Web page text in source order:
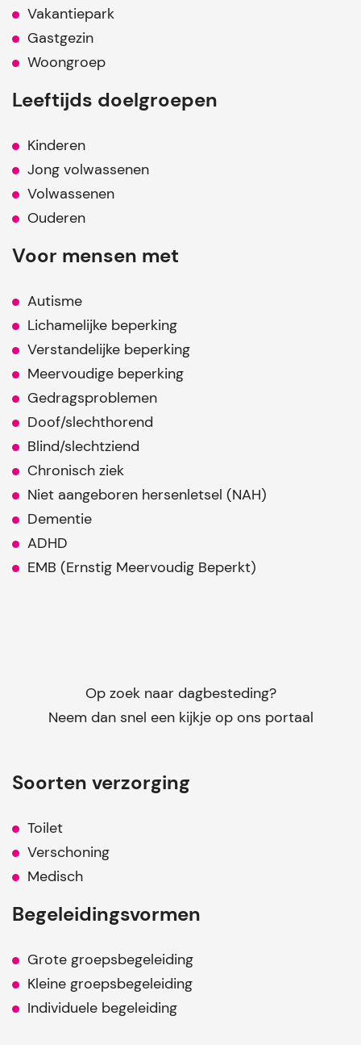
Vakantiepark
Gastgezin
Woongroep
Leeftijds doelgroepen
Kinderen
Jong volwassenen
Volwassenen
Ouderen
Voor mensen met
Autisme
Lichamelijke beperking
Verstandelijke beperking
Meervoudige beperking
Gedragsproblemen
Doof/slechthorend
Blind/slechtziend
Chronisch ziek
Niet aangeboren hersenletsel (NAH)
Dementie
ADHD
EMB (Ernstig Meervoudig Beperkt)
Op zoek naar dagbesteding?
Neem dan snel een kijkje op ons portaal
Soorten verzorging
Toilet
Verschoning
Medisch
Begeleidingsvormen
Grote groepsbegeleiding
Kleine groepsbegeleiding
Individuele begeleiding